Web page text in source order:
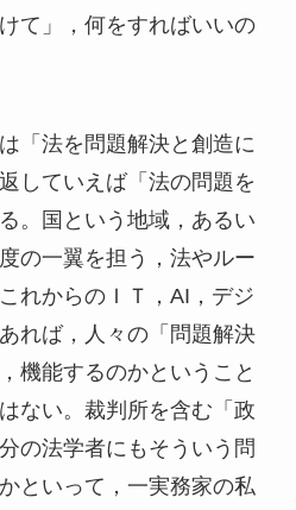
て」，何をすればいいの
「法を問題解決と創造に
していえば「法の問題を
。国という地域，あるい
の一翼を担う，法やルー
れからのＩＴ，AI，デジ
れば，人々の「問題解決
機能するのかということ
ない。裁判所を含む「政
の法学者にもそういう問
といって，一実務家の私